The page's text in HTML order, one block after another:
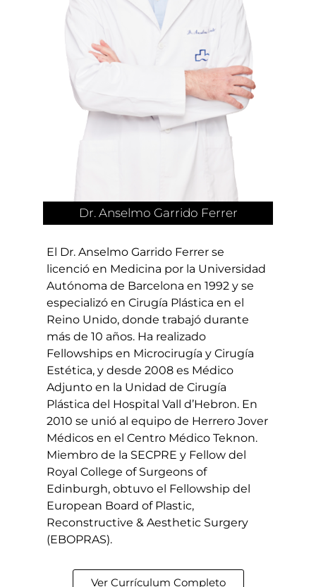
Dr. Anselmo Garrido Ferrer
El Dr. Anselmo Garrido Ferrer se
licenció en Medicina por la Universidad
Autónoma de Barcelona en 1992 y se
especializó en Cirugía Plástica en el
Reino Unido, donde trabajó durante
más de 10 años. Ha realizado
Fellowships en Microcirugía y Cirugía
Estética, y desde 2008 es Médico
Adjunto en la Unidad de Cirugía
Plástica del Hospital Vall d’Hebron. En
2010 se unió al equipo de Herrero Jover
Médicos en el Centro Médico Teknon.
Miembro de la SECPRE y Fellow del
Royal College of Surgeons of
Edinburgh, obtuvo el Fellowship del
European Board of Plastic,
Reconstructive & Aesthetic Surgery
(EBOPRAS).
Ver Currículum Completo